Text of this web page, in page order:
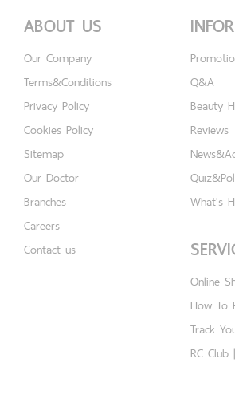
ABOUT US
Our Company
Terms&Conditions
Privacy Policy
Cookies Policy
Sitemap
Our Doctor
Branches
Careers
Contact us
Q&A
Beauty
Reviews
What's
Online
How To
Track
RC